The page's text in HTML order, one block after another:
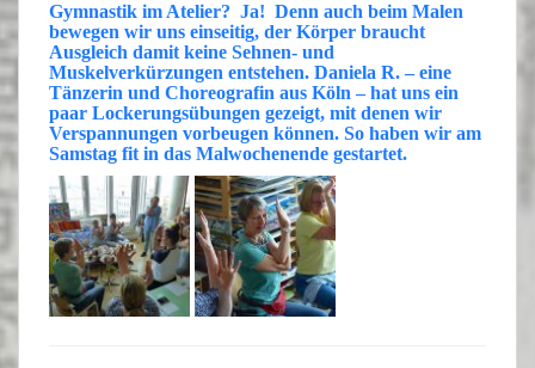
Gymnastik im Atelier? Ja! Denn auch beim Malen
bewegen wir uns einseitig, der Körper braucht
Ausgleich damit keine Sehnen- und
Muskelverkürzungen entstehen. Daniela R.– eine
Tänzerin und Choreografin aus Köln – hat uns ein
paar Lockerungsübungen gezeigt, mit denen wir
Verspannungen vorbeugen können. So haben wir am
Samstag fit in das Malwochenende gestartet.